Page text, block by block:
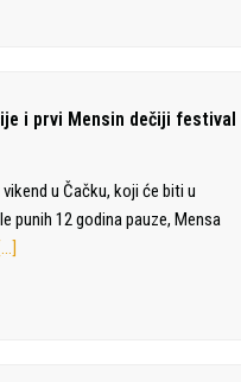
i prvi Mensin dečiji festival
u Čačku, koji će biti u
punih 12 godina pauze, Mensa
[…]